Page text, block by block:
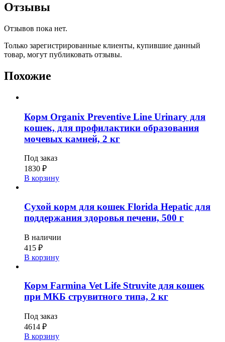
Отзывы
Отзывов пока нет.
Только зарегистрированные клиенты, купившие данный
товар, могут публиковать отзывы.
Похожие
Корм Organix Preventive Line Urinary для
кошек, для профилактики образования
мочевых камней, 2 кг
Под заказ
1830 ₽
В корзину
Сухой корм для кошек Florida Hepatic для
поддержания здоровья печени, 500 г
В наличии
415 ₽
В корзину
Корм Farmina Vet Life Struvite для кошек
при МКБ струвитного типа, 2 кг
Под заказ
4614 ₽
В корзину